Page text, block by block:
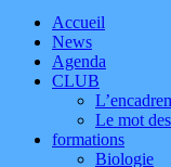
Accueil
News
Agenda
CLUB
Le mot
formations
Biologie